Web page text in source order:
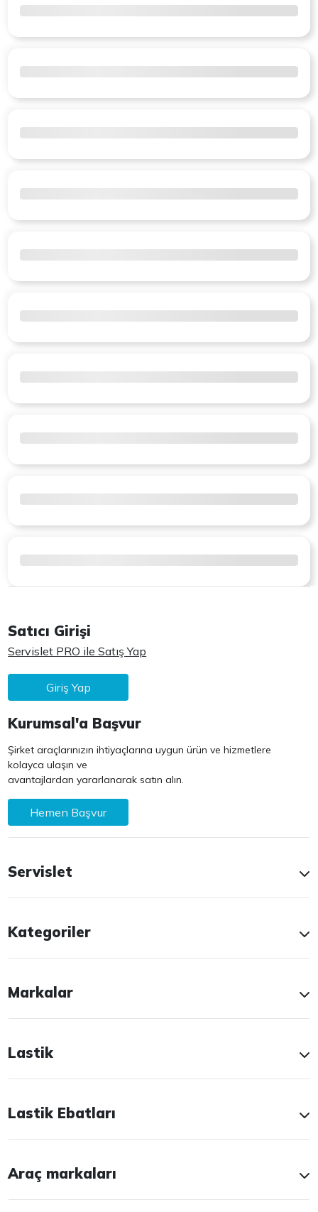
Satıcı Girişi
Servislet PRO ile Satış Yap
Giriş Yap
Kurumsal'a Başvur
Şirket araçlarınızın ihtiyaçlarına uygun ürün ve hizmetlere
kolayca ulaşın ve
avantajlardan yararlanarak satın alın.
Hemen Başvur
Servislet
Kategoriler
Markalar
Lastik
Lastik Ebatları
Araç markaları